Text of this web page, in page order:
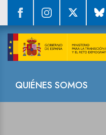
QUIÉNES SOMOS
Sala